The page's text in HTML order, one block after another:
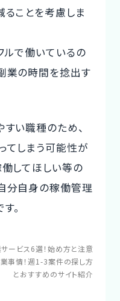
ることを考慮しま
ルで働いているの
業の時間を捻出す
すい職種のため、
てしまう可能性が
働してほしい等の
分自身の稼働管理
。
ービス6選！始め方と注意
事情！週1-3案件の探し方
とおすすめのサイト紹介